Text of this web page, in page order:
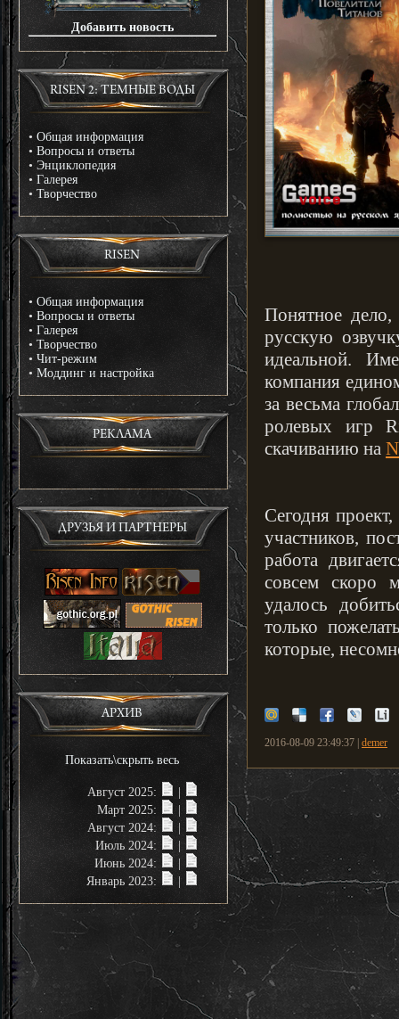
Добавить новость
RISEN 2: ТЕМНЫЕ ВОДЫ
• Общая информация
• Вопросы и ответы
• Энциклопедия
• Галерея
• Творчество
RISEN
• Общая информация
• Вопросы и ответы
• Галерея
• Творчество
• Чит-режим
• Моддинг и настройка
РЕКЛАМА
ДРУЗЬЯ И ПАРТНЕРЫ
АРХИВ
Показать\скрыть весь
Август 2025:
Март 2025:
Август 2024:
Июль 2024:
Июнь 2024:
Январь 2023:
Понятное
русскую
идеальной.
компания
за весьма
ролевых игр
скачиванию на
Сегодня
участников,
работа
совсем скоро
удалось
только
которые,
2016-08-09 23:49:37 | demer